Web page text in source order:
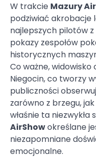
W trakcie Mazury
podziwiać akrobacje
najlepszych pilotów
pokazy zespołów
historycznych
Co ważne,
Niegocin, co tworzy
publiczności
zarówno z brzegu,
właśnie ta niezwykła
AirShowokreślane
niezapomniane
emocjonalne.